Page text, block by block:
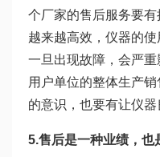
个厂家的售后服务要
越来越高效，仪器的
一旦出现故障，会严
用户单位的整体生产
的意识，也要有让仪器
5.售后是一种业绩，也